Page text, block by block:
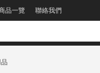
品一覽 聯絡我們